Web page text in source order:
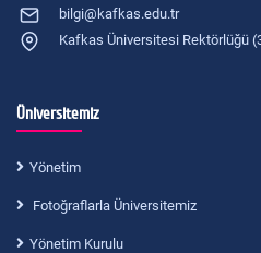
bilgi@kafkas.edu.tr
Kafkas Üniversitesi Rektörlüğü
Üniversitemiz
Yönetim
Fotoğraflarla Üniversitemiz
Yönetim Kurulu